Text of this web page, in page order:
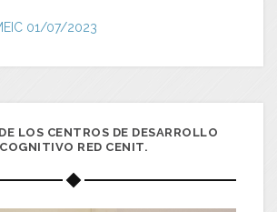
LOS CENTROS DE DESARROLLO
COGNITIVO RED CENIT.